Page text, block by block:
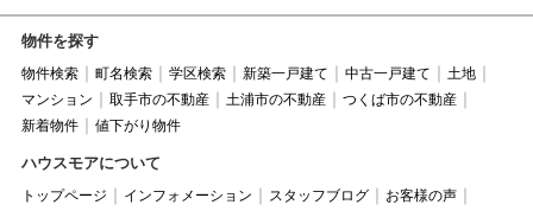
物件を探す
物件検索 町名検索 学区検索 新築一戸建て 中古一戸建て
土地
マンション
取手市の不動産 土浦市の不動産
つくば市の不動産
新着物件
値下がり物件
ハウスモアについて
トップページ インフォメーション スタッフブログ
お客様の声